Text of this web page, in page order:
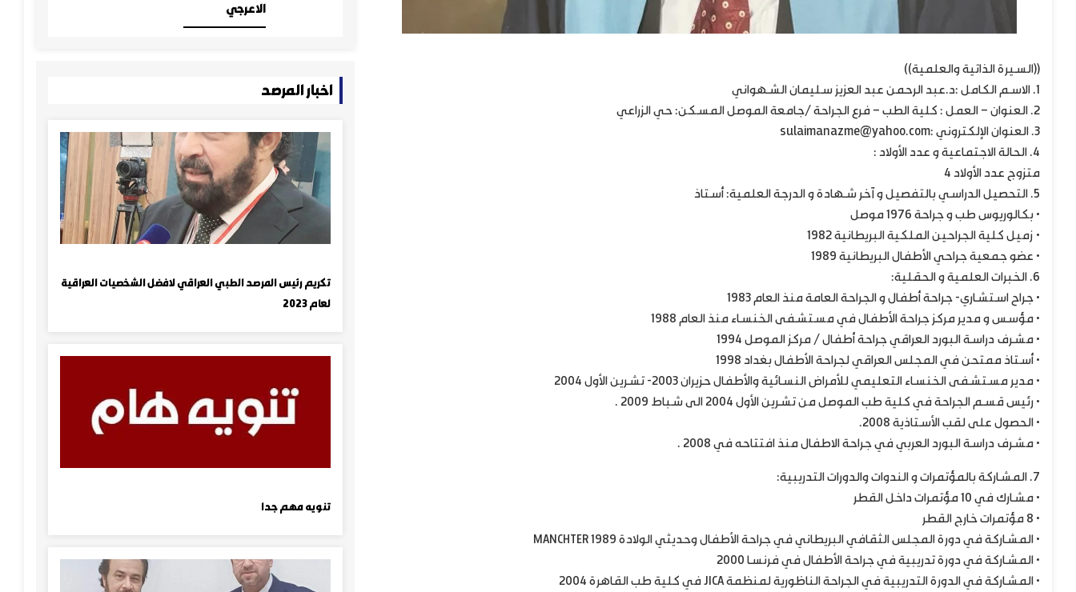
((السيرة الذاتية والعلمية))
1. الاسم الكامل :د.عبد الرحمن عبد العزيز سليمان الشهواني
2. العنوان – العمل : كلية الطب – فرع الجراحة /جامعة الموصل المسكن: حي الزراعي
3. العنوان الإلكتروني :sulaimanazme@yahoo.com
4. الحالة الاجتماعية و عدد الأولاد :
متزوج عدد الأولاد 4
5. التحصيل الدراسي بالتفصيل و آخر شهادة و الدرجة العلمية: أستاذ
• بكالوريوس طب و جراحة 1976 موصل
• زميل كلية الجراحين الملكية البريطانية 1982
• عضو جمعية جراحي الأطفال البريطانية 1989
6. الخبرات العلمية و الحقلية:
• جراح استشاري- جراحة أطفال و الجراحة العامة منذ العام 1983
• مؤسس و مدير مركز جراحة الأطفال في مستشفى الخنساء منذ العام 1988
• مشرف دراسة البورد العراقي جراحة أطفال / مركز الموصل 1994
• أستاذ ممتحن في المجلس العراقي لجراحة الأطفال بغداد 1998
• مدير مستشفى الخنساء التعليمي للأمراض النسائية والأطفال حزيران 2003- تشرين الأول 2004
• رئيس قسم الجراحة في كلية طب الموصل من تشرين الأول 2004 الى شباط 2009 .
• الحصول على لقب الأستاذية 2008.
• مشرف دراسة البورد العربي في جراحة الاطفال منذ افتتاحه في 2008 .
7. المشاركة بالمؤتمرات و الندوات والدورات التدريبية:
• مشارك في 10 مؤتمرات داخل القطر
• 8 مؤتمرات خارج القطر
• المشاركة في دورة المجلس الثقافي البريطاني في جراحة الأطفال وحديثي الولادة MANCHTER 1989
• المشاركة في دورة تدريبية في جراحة الأطفال في فرنسا 2000
• المشاركة في الدورة التدريبية في الجراحة الناظورية لمنظمة JICA في كلية طب القاهرة 2004
الاعرجي
اخبار المرصد
تكريم رئيس المرصد الطبي العراقي لافضل الشخصيات العراقية
لعام 2023
تنويه مهم جدا